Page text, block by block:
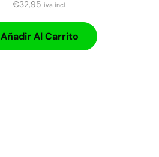
€32,95 iva incl.
Añadir Al Carrito